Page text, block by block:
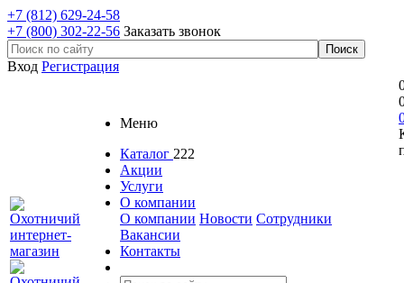
+7 (812) 629-24-58
+7 (800) 302-22-56 Заказать звонок
Вход Регистрация
Меню
Каталог 222
Акции
Услуги
О компании
О компании Новости Сотрудники
Вакансии
Контакты